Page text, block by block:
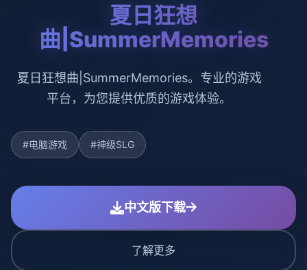
夏日狂想
曲|SummerMemories
夏日狂想曲|SummerMemories。专业的游戏
平台，为您提供优质的游戏体验。
#电脑游戏 #神级SLG
中文版下载
了解更多